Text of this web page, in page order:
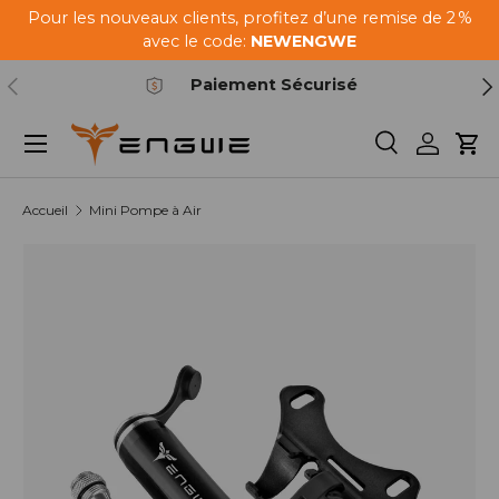
Aller au contenu
Pour les nouveaux clients, profitez d’une remise de 2 %
avec le code: NEWENGWE
Précédent
Paiement Sécurisé
Recherche
Se
Menu
Accueil Mini Pompe à Air